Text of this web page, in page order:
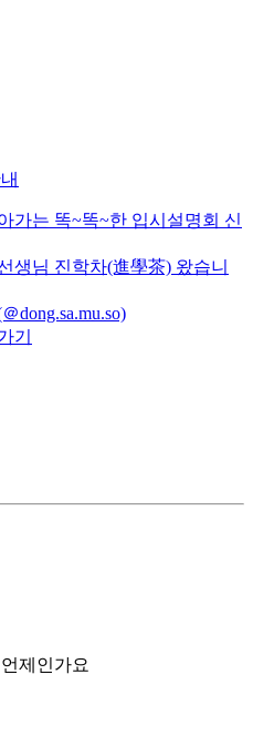
가는 똑~똑~한 입시설명회 신
생님 진학차(進學茶) 왔습니
dong.sa.mu.so)
기
제인가요